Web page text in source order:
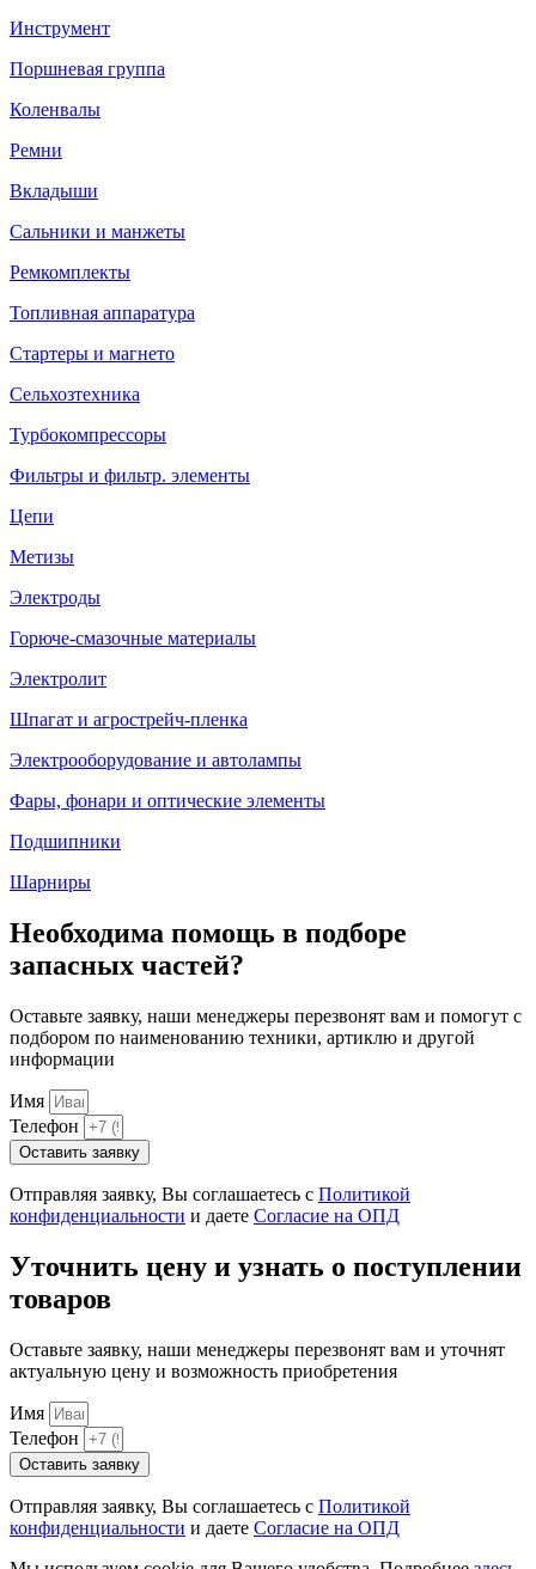
Инструмент
Поршневая группа
Коленвалы
Ремни
Вкладыши
Сальники и манжеты
Ремкомплекты
Топливная аппаратура
Стартеры и магнето
Сельхозтехника
Турбокомпрессоры
Фильтры и фильтр. элементы
Цепи
Метизы
Электроды
Горюче-смазочные материалы
Электролит
Шпагат и агрострейч-пленка
Электрооборудование и автолампы
Фары, фонари и оптические элементы
Подшипники
Шарниры
Необходима помощь в подборе
запасных частей?
Оставьте заявку, наши менеджеры перезвонят вам и помогут с
подбором по наименованию техники, артиклю и другой
информации
Имя
Телефон
Оставить заявку
Отправляя заявку, Вы соглашаетесь с Политикой
конфиденциальности и даете Согласие на ОПД
Уточнить цену и узнать о поступлении
товаров
Оставьте заявку, наши менеджеры перезвонят вам и уточнят
актуальную цену и возможность приобретения
Имя
Телефон
Оставить заявку
Отправляя заявку, Вы соглашаетесь с Политикой
конфиденциальности и даете Согласие на ОПД